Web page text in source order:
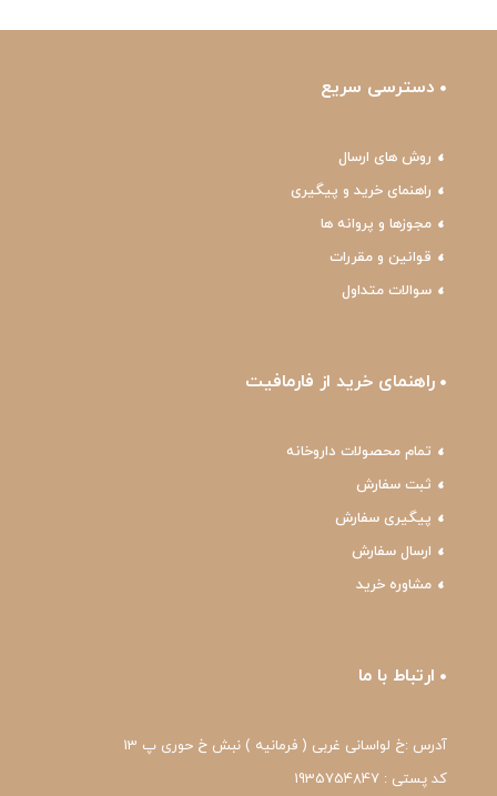
دسترسی سریع
روش های ارسال
راهنمای خرید و پیگیری
مجوزها و پروانه ها
قوانین و مقررات
سوالات متداول
راهنمای خرید از فارمافیت
تمام محصولات داروخانه
ثبت سفارش
پیگیری سفارش
ارسال سفارش
مشاوره خرید
ارتباط با ما
آدرس :خ لواسانی غربی ( فرمانیه ) نبش خ حوری پ 13
کد پستی : 1935754847